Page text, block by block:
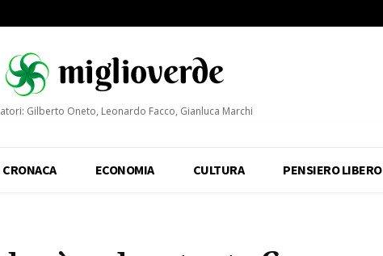
Gilberto Oneto, Leonardo Facco, Gianluca Marchi
CRONACA ECONOMIA CULTURA PENSIERO LIBERO